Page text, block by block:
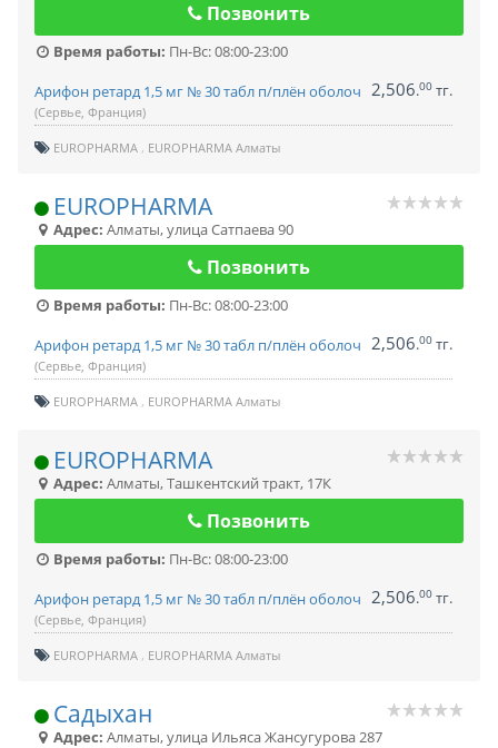
Позвонить
Время работы: Пн-Вс: 08:00-23:00
Арифон ретард 1,5 мг № 30 табл п/плён оболоч
(Сервье, Франция)
2,506.00 тг.
EUROPHARMA EUROPHARMA Алматы
EUROPHARMA
Адрес: Алматы,улица Сатпаева 90
Позвонить
Время работы: Пн-Вс: 08:00-23:00
Арифон ретард 1,5 мг № 30 табл п/плён оболоч
(Сервье, Франция)
2,506.00 тг.
EUROPHARMA EUROPHARMA Алматы
EUROPHARMA
Адрес: Алматы,Ташкентский тракт, 17К
Позвонить
Время работы: Пн-Вс: 08:00-23:00
Арифон ретард 1,5 мг № 30 табл п/плён оболоч
(Сервье, Франция)
2,506.00 тг.
EUROPHARMA EUROPHARMA Алматы
Садыхан
Адрес: Алматы,улица Ильяса Жансугурова 287